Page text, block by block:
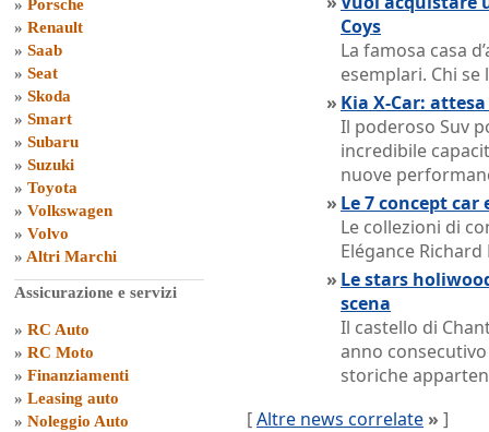
» Porsche
» Renault
» Saab
» Seat
» Skoda
» Smart
» Subaru
» Suzuki
» Toyota
» Volkswagen
» Volvo
» Altri Marchi
Assicurazione e servizi
» RC Auto
» RC Moto
» Finanziamenti
» Leasing auto
» Noleggio Auto
Coys
La famosa casa
esemplari. Chi
» Kia X-Car:
Il poderoso Suv
incredibile
nuove
» Le 7 concept
Le collezioni di
Elégance Richard
» Le stars
scena
Il castello di
anno
storiche
[Altre news correlate » ]